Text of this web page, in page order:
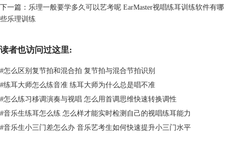
练就能熟练的。想要学好声乐，我们还是需要进行实际的训练，对于初学
者来说，什么样的训练才是最合适的呢？我认为应该是基础的音高、时值
目前，我们可以通过软件来进行训练，这样的训练方式能够提高我们的学
唱练耳训练最核心的目的就是提升对音符的敏感程度。因此，一些音准训
练在EarMaster中是必不可少的。而对于初学者来说，音准训练正是我们
学习声乐的重点和难点。
下一篇： 乐理一般要学多久可以艺考呢 EarMaster视唱练耳训练软件有哪
些乐理训练
读者也访问过这里:
#怎么区别复节拍和混合拍 复节拍与混合节拍识别
#练耳大师怎么练音准 练耳大师为什么总是唱不准
#怎么练习移调演奏与视唱 怎么用首调思维快速转换调性
#音乐生练耳怎么练 怎么样才能实时检测自己的视唱练耳能力
#音乐生小三门差怎么办 音乐艺考生如何快速提升小三门水平